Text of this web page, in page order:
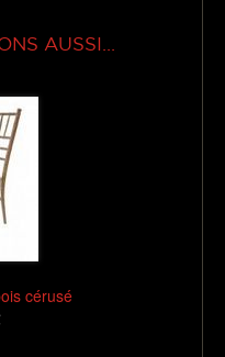
AUSSI...
cérusé